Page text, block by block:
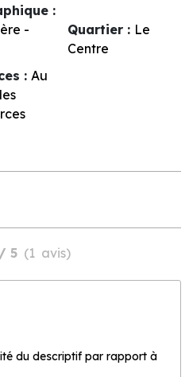
:
-
Quartier : Le
Centre
: Au
/ 5 (1 avis)
du descriptif par rapport à